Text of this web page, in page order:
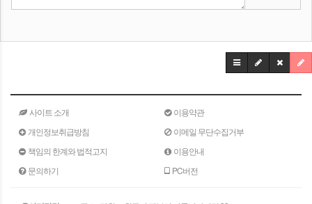
사이트 소개
이용약관
개인정보취급방침
이메일 무단수집거부
책임의 한계와 법적고지
이용안내
문의하기
PC버전